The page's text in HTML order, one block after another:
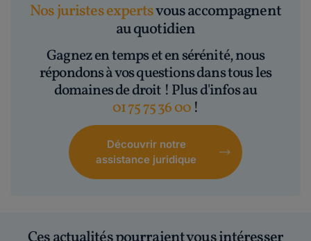
Nos juristes expertsvous accompagnent
au quotidien
Gagnez en temps et en sérénité, nous
répondons à vos questions dans tous les
domaines de droit ! Plus d'infos au
01 75 75 36 00 !
Découvrir notre
assistance juridique